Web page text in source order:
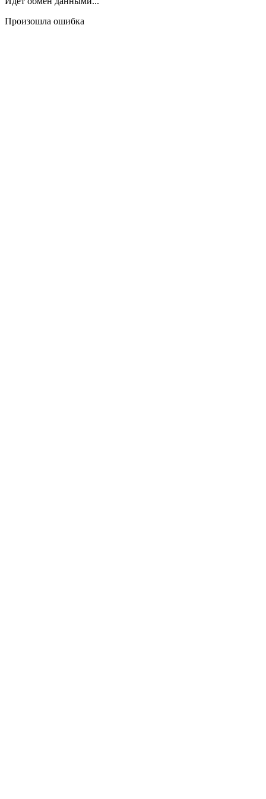
Произошла ошибка